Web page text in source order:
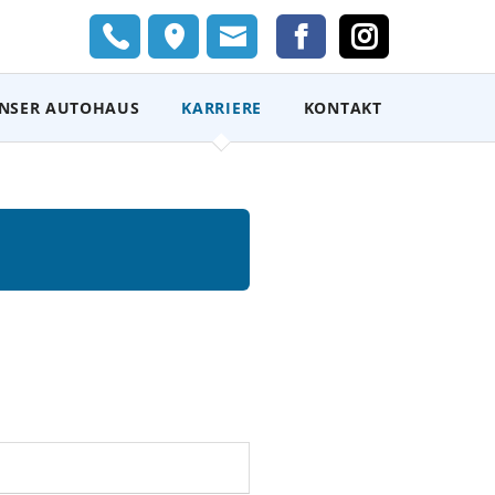
AUTOHAUS KARRIERE KONTAKT
Terminvereinbarung